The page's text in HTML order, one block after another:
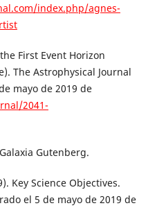
index.php/agnes-
First Event Horizon
The Astrophysical Journal
mayo de 2019 de
2041-
Gutenberg.
Key Science Objectives.
el 5 de mayo de 2019 de